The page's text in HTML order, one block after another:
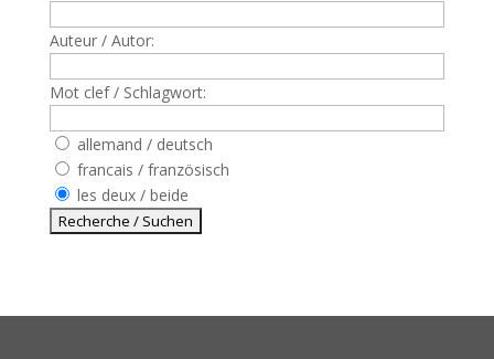
Auteur / Autor:
Mot clef / Schlagwort:
allemand / deutsch
francais / französisch
les deux / beide